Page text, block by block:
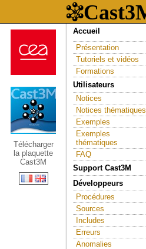
Télécharger
la plaquette
Cast3M
Accueil
Présentation
Tutoriels et vidéos
Formations
Utilisateurs
Notices
Notices thématiques
Exemples
Exemples
thématiques
FAQ
Support Cast3M
Développeurs
Procédures
Sources
Includes
Erreurs
Anomalies